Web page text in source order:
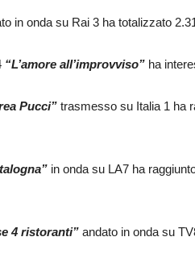
in onda su Rai 3 ha totalizzato
“L’amore all’improvviso” ha
Pucci” trasmesso su Italia 1 ha
in onda su LA7 ha
4 ristoranti” andato in onda su